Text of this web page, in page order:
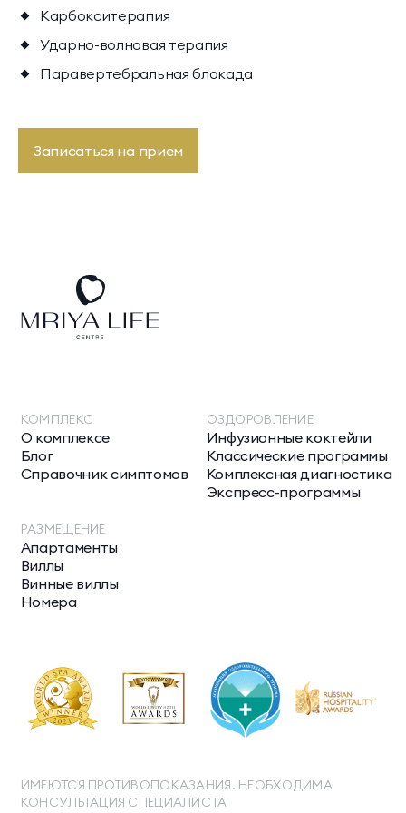
Карбокситерапия
Ударно-волновая терапия
Паравертебральная блокада
Записаться на прием
КОМПЛЕКС
О комплексе
Блог
Справочник симптомов
ОЗДОРОВЛЕНИЕ
Инфузионные коктейли
Классические программы
Комплексная диагностика
Экспресс-программы
РАЗМЕЩЕНИЕ
Апартаменты
Виллы
Винные виллы
Номера
ИМЕЮТСЯ ПРОТИВОПОКАЗАНИЯ. НЕОБХОДИМА
КОНСУЛЬТАЦИЯ СПЕЦИАЛИСТА
винные виллы
виллы